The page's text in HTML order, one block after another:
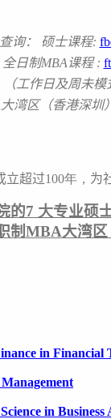
查询： 硕士课程:
全日制MBA课程:
（工作日及周未
湾区（香港深圳
立超过100年， 为
的7 大专业硕
制MBA大湾
in Financial
in Business